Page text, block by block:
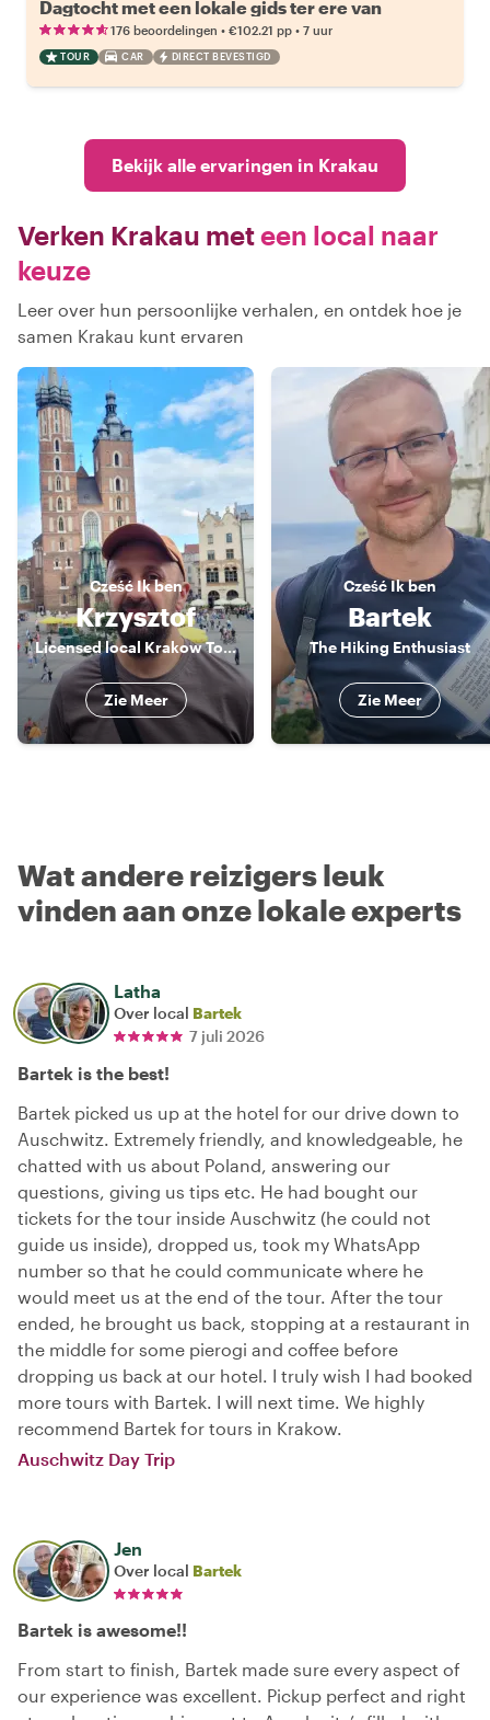
Dagtocht met een lokale gids ter ere van
Johannes Paulus II
176 beoordelingen • €102.21 pp • 7 uur
TOUR CAR DIRECT BEVESTIGD
Bekijk alle ervaringen in Krakau
Verken Krakau meteen local naar
keuze
Leer over hun persoonlijke verhalen, en ontdek hoe je
samen Krakau kunt ervaren
CześćIk ben
Krzysztof
Licensed local Krakow Tour Guide
Zie Meer
CześćIk ben
Bartek
The Hiking Enthusiast
Zie Meer
Wat andere reizigers leuk
vinden aan onze lokale experts
Latha
Over local Bartek
7 juli 2026
Bartek is the best!
Bartek picked us up at the hotel for our drive down to
Auschwitz. Extremely friendly, and knowledgeable, he
chatted with us about Poland, answering our
questions, giving us tips etc. He had bought our
tickets for the tour inside Auschwitz (he could not
guide us inside), dropped us, took my WhatsApp
number so that he could communicate where he
would meet us at the end of the tour. After the tour
ended, he brought us back, stopping at a restaurant in
the middle for some pierogi and coffee before
dropping us back at our hotel. I truly wish I had booked
more tours with Bartek. I will next time. We highly
recommend Bartek for tours in Krakow.
Auschwitz Day Trip
Jen
Over local Bartek
Bartek is awesome!!
From start to finish, Bartek made sure every aspect of
our experience was excellent. Pickup perfect and right